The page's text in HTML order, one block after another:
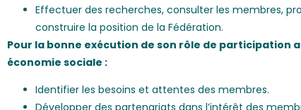
Effectuer des recherches, consulter les membres,
construire la position de la Fédération.
Pour la bonne exécution de son rôle de participation
économie sociale :
Identifier les besoins et attentes des membres.
Développer des partenariats dans l’intérêt des